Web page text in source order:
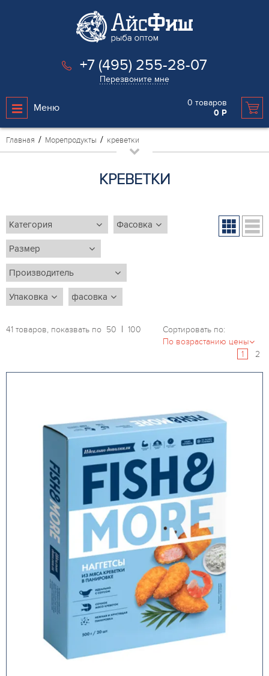
+7 (495) 255-28-07
Перезвоните мне
Меню 0 товаров
0 Р
Главная Морепродукты креветки
КРЕВЕТКИ
41 товаров, показвать по 50 100 Сортировать по:
1 2